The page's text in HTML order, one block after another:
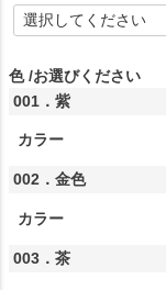
色 お選びください
001．紫
カラー
002．金色
カラー
003．茶